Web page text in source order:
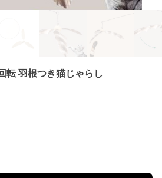
転 羽根つき猫じゃらし